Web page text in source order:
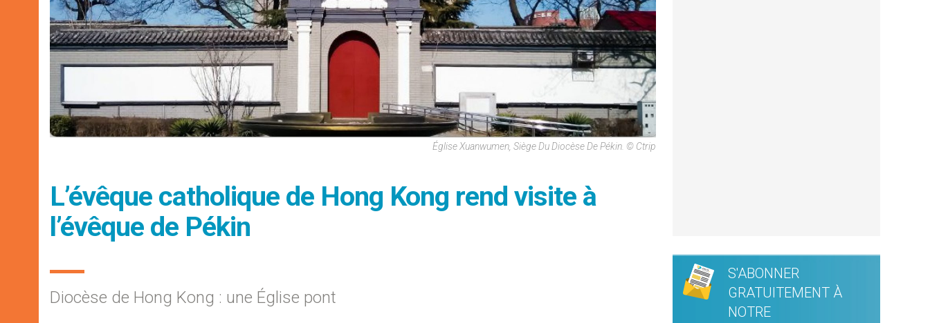
Église Xuanwumen, Siège Du Diocèse De Pékin. © Ctrip
L’évêque catholique de Hong Kong rend visite à
l’évêque de Pékin
Diocèse de Hong Kong : une Église pont
S'ABONNER
GRATUITEMENT À
NOTRE